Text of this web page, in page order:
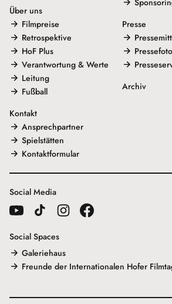
Über uns
Filmpreise
Retrospektive
HoF Plus
Verantwortung & Werte
Leitung
Fußball
Kontakt
Ansprechpartner
Spielstätten
Kontaktformular
Presse
Archiv
Social Media
Social Spaces
Galeriehaus
Freunde der Internationalen Hofer